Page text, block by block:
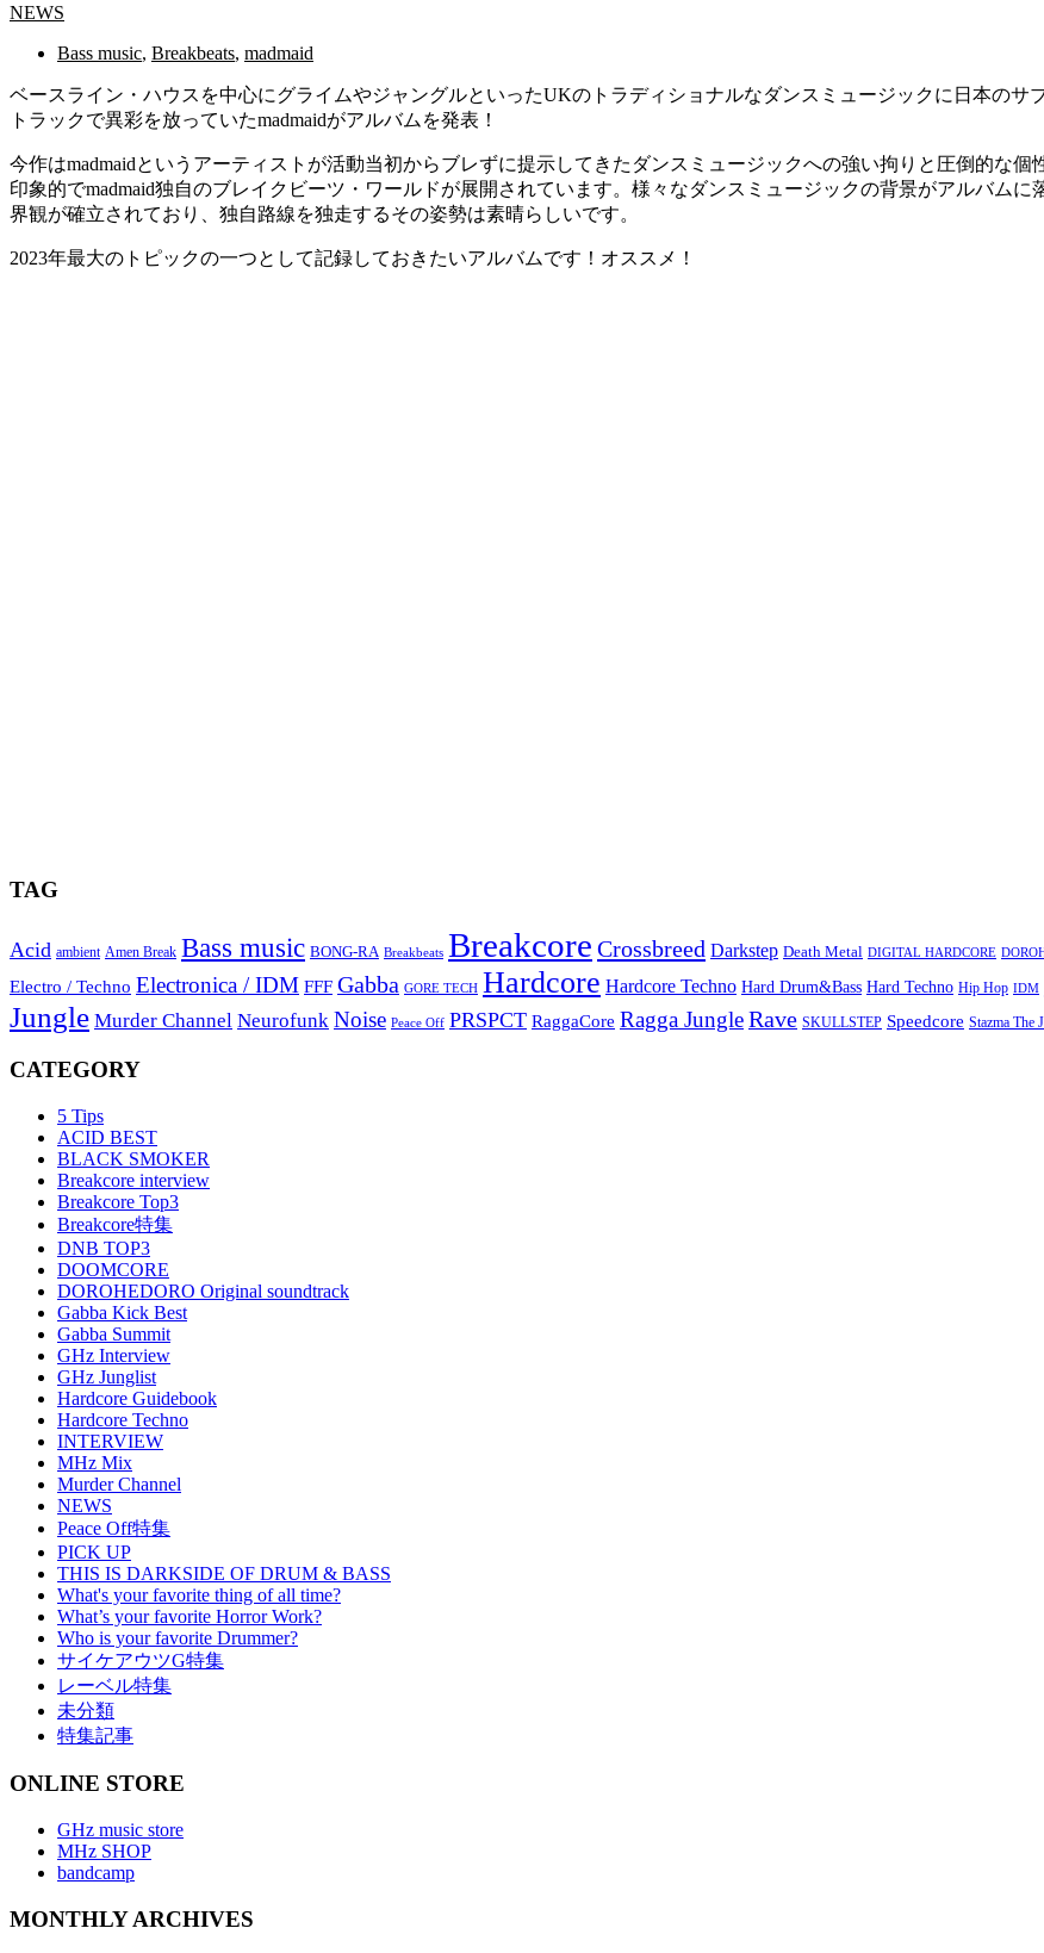
NEWS
Bass music, Breakbeats, madmaid
ベースライン・ハウスを中心にグライムやジャングルといったUKのトラディショナルなダンスミュージックに日本の
トラックで異彩を放っていたmadmaidがアルバムを発表！
今作はmadmaidというアーティストが活動当初からブレずに提示してきたダンスミュージックへの強い拘りと圧倒的な
印象的でmadmaid独自のブレイクビーツ・ワールドが展開されています。様々なダンスミュージックの背景がアルバム
界観が確立されており、独自路線を独走するその姿勢は素晴らしいです。
2023年最大のトピックの一つとして記録しておきたいアルバムです！オススメ！
TAG
Acid ambient Amen Break Bass music BONG-RA Breakbeats Breakcore Crossbreed Darkstep Death Metal DIGITAL HARDCORE
Electro / Techno Electronica / IDM FFF Gabba GORE TECH Hardcore Hardcore Techno Hard Drum&Bass Hard Techno Hip Hop IDM
Jungle Murder Channel Neurofunk Noise Peace Off PRSPCT RaggaCore Ragga JungleRave SKULLSTEP Speedcore Stazma The
CATEGORY
5 Tips
ACID BEST
BLACK SMOKER
Breakcore interview
Breakcore Top3
Breakcore特集
DNB TOP3
DOOMCORE
DOROHEDORO Original soundtrack
Gabba Kick Best
Gabba Summit
GHz Interview
GHz Junglist
Hardcore Guidebook
Hardcore Techno
INTERVIEW
MHz Mix
Murder Channel
NEWS
Peace Off特集
PICK UP
THIS IS DARKSIDE OF DRUM & BASS
What's your favorite thing of all time?
What’s your favorite Horror Work?
Who is your favorite Drummer?
サイケアウツG特集
レーベル特集
未分類
特集記事
ONLINE STORE
GHz music store
MHz SHOP
bandcamp
MONTHLY ARCHIVES